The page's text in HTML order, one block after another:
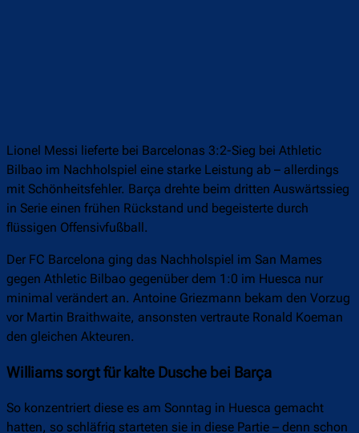
Lionel Messi lieferte bei Barcelonas 3:2-Sieg bei Athletic
Bilbao im Nachholspiel eine starke Leistung ab – allerdings
mit Schönheitsfehler. Barça drehte beim dritten Auswärtssieg
in Serie einen frühen Rückstand und begeisterte durch
flüssigen Offensivfußball.
Der FC Barcelona ging das Nachholspiel im San Mames
gegen Athletic Bilbao gegenüber dem 1:0 im Huesca nur
minimal verändert an. Antoine Griezmann bekam den Vorzug
vor Martin Braithwaite, ansonsten vertraute Ronald Koeman
den gleichen Akteuren.
Williams sorgt für kalte Dusche bei Barça
So konzentriert diese es am Sonntag in Huesca gemacht
hatten, so schläfrig starteten sie in diese Partie – denn schon